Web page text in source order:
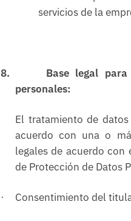
servicios de la
8.
Base legal
personales:
El tratamiento de
acuerdo con una o
legales de acuerdo con
de Protección de Datos
· Consentimiento del